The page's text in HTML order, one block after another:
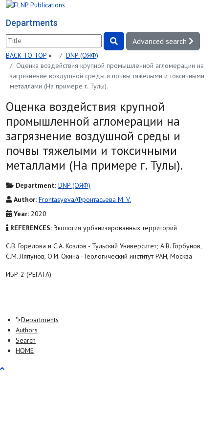
Departments
Advanced search
BACK TO TOP »
DNP (ОЯФ)
Оценка воздействия крупной промышленной агломерации на
загрязнение воздушной среды и почвы тяжелыми и токсичными
металлами (На примере г. Тулы).
Оценка воздействия крупной
промышленной агломерации на
загрязнение воздушной среды и
почвы тяжелыми и токсичными
металлами (На примере г. Тулы).
Department: DNP (ОЯФ)
Author: Frontasyeva/Фронтасьева M. V.
Year: 2020
REFERENCES: Экология урбанизированных территорий
С.В. Горелова и С.А. Козлов - Тульский Университет; А.В. Горбунов,
С.М. Ляпунов, О.И. Окина - Геологический институт РАН, Москва
ИБР-2 (РЕГАТА)
">Departments
Authors
Search
HOME